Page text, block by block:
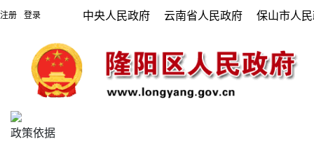
注册 登录 中央人民政府 云南省人民政府 保山市人
政策依据